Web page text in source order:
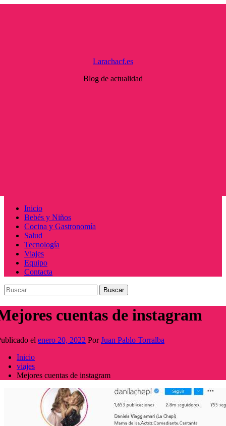
Larachacf.es
Blog de actualidad
Menú
principal
Inicio
Bebés y Niños
Cocina y Gastronomía
Salud
Tecnología
Viajes
Equipo
Contacta
Buscar:
cuentas de instagram
el enero 20, 2022 PorJuan Pablo Torralba
Inicio
viajes
Mejores cuentas de instagram